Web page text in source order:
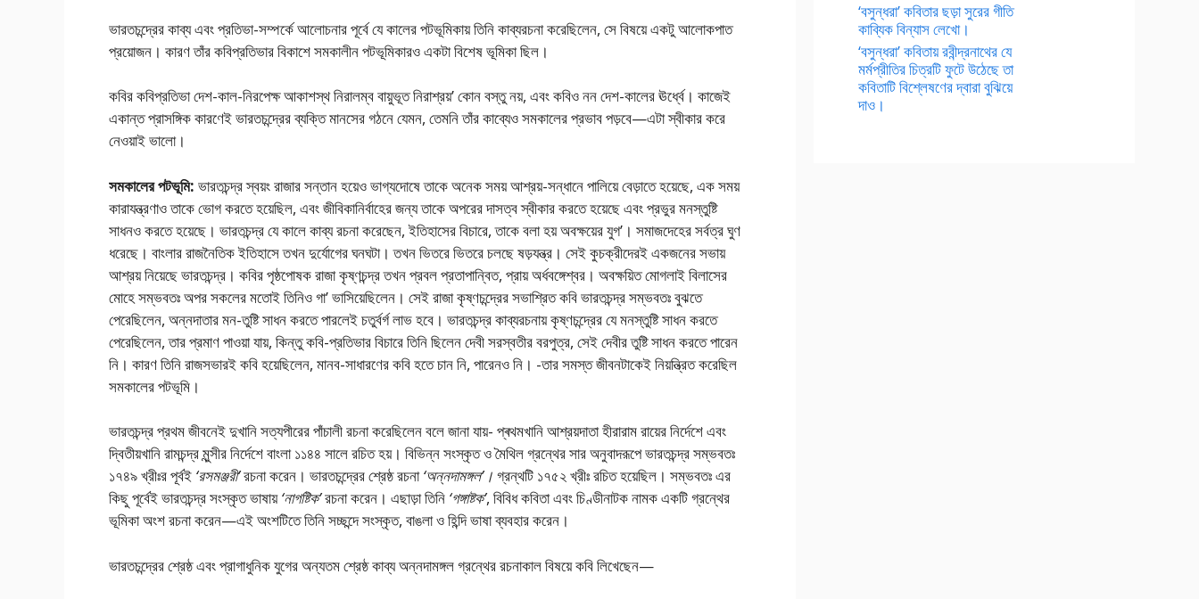
ভারতচন্দ্রের কাব্য এবং প্রতিভা-সম্পর্কে আলােচনার পূর্বে যে কালের পটভূমিকায় তিনি কাব্যরচনা করেছিলেন, সে বিষয়ে একটু আলােকপাত
প্রয়ােজন। কারণ তাঁর কবিপ্রতিভার বিকাশে সমকালীন পটভূমিকারও একটা বিশেষ ভূমিকা ছিল।
কবির কবিপ্রতিভা দেশ-কাল-নিরপেক্ষ আকাশস্থ নিরালম্ব বায়ুভূত নিরাশ্রয়’ কোন বস্তু নয়, এবং কবিও নন দেশ-কালের ঊর্ধ্বে। কাজেই
একান্ত প্রাসঙ্গিক কারণেই ভারতচন্দ্রের ব্যক্তি মানসের গঠনে যেমন, তেমনি তাঁর কাব্যেও সমকালের প্রভাব পড়বে—এটা স্বীকার করে
নেওয়াই ভালাে।
সমকালের পটভূমি: ভারতচন্দ্র স্বয়ং রাজার সন্তান হয়েও ভাগ্যদোষে তাকে অনেক সময় আশ্রয়-সন্ধানে পালিয়ে বেড়াতে হয়েছে, এক সময়
কারাযন্ত্রণাও তাকে ভােগ করতে হয়েছিল, এবং জীবিকানির্বাহের জন্য তাকে অপরের দাসত্ব স্বীকার করতে হয়েছে এবং প্রভুর মনস্তুষ্টি
সাধনও করতে হয়েছে। ভারতচন্দ্র যে কালে কাব্য রচনা করেছেন, ইতিহাসের বিচারে, তাকে বলা হয় অবক্ষয়ের যুগ’। সমাজদেহের সর্বত্র ঘুণ
ধরেছে। বাংলার রাজনৈতিক ইতিহাসে তখন দুর্যোগের ঘনঘটা। তখন ভিতরে ভিতরে চলছে ষড়যন্ত্র। সেই কুচক্রীদেরই একজনের সভায়
আশ্রয় নিয়েছে ভারতচন্দ্র। কবির পৃষ্ঠপােষক রাজা কৃষ্ণচন্দ্র তখন প্রবল প্রতাপান্বিত, প্রায় অর্ধবঙ্গেশ্বর। অবক্ষয়িত মােগলাই বিলাসের
মােহে সম্ভবতঃ অপর সকলের মতােই তিনিও গা’ ভাসিয়েছিলেন। সেই রাজা কৃষ্ণচন্দ্রের সভাশ্রিত কবি ভারতচন্দ্র সম্ভবতঃ বুঝতে
পেরেছিলেন, অন্নদাতার মন-তুষ্টি সাধন করতে পারলেই চতুর্বর্গ লাভ হবে। ভারতচন্দ্র কাব্যরচনায় কৃষ্ণচন্দ্রের যে মনস্তুষ্টি সাধন করতে
পেরেছিলেন, তার প্রমাণ পাওয়া যায়, কিন্তু কবি-প্রতিভার বিচারে তিনি ছিলেন দেবী সরস্বতীর বরপুত্র, সেই দেবীর তুষ্টি সাধন করতে পারেন
নি। কারণ তিনি রাজসভারই কবি হয়েছিলেন, মানব-সাধারণের কবি হতে চান নি, পারেনও নি। -তার সমস্ত জীবনটাকেই নিয়ন্ত্রিত করেছিল
সমকালের পটভূমি।
ভারতচন্দ্র প্রথম জীবনেই দুখানি সত্যপীরের পাঁচালী রচনা করেছিলেন বলে জানা যায়- প্ৰথমখানি আশ্রয়দাতা হীরারাম রায়ের নির্দেশে এবং
দ্বিতীয়খানি রামচন্দ্র মুন্সীর নির্দেশে বাংলা ১১৪৪ সালে রচিত হয়। বিভিন্ন সংস্কৃত ও মৈথিল গ্রন্থের সার অনুবাদরূপে ভারতচন্দ্র সম্ভবতঃ
১৭৪৯ খ্রীঃর পূর্বই ‘রসমঞ্জরী’রচনা করেন। ভারতচন্দ্রের শ্রেষ্ঠ রচনা‘অন্নদামঙ্গল’। গ্রন্থটি ১৭৫২ খ্রীঃ রচিত হয়েছিল। সম্ভবতঃ এর
কিছু পূর্বেই ভারতচন্দ্র সংস্কৃত ভাষায়‘নাগষ্টিক’রচনা করেন। এছাড়া তিনি ‘গঙ্গাষ্টক’, বিবিধ কবিতা এবং চিণ্ডীনাটক নামক একটি গ্রন্থের
ভূমিকা অংশ রচনা করেন—এই অংশটিতে তিনি সচ্ছন্দে সংস্কৃত, বাঙলা ও হিন্দি ভাষা ব্যবহার করেন।
ভারতচন্দ্রের শ্রেষ্ঠ এবং প্রাগাধুনিক যুগের অন্যতম শ্রেষ্ঠ কাব্য অন্নদামঙ্গল গ্রন্থের রচনাকাল বিষয়ে কবি লিখেছেন—
‘বসুন্ধরা’ কবিতার ছড়া সুরের গীতি
কাব্যিক বিন্যাস লেখো।
‘বসুন্ধরা’ কবিতায় রবীন্দ্রনাথের যে
মর্মপ্রীতির চিত্রটি ফুটে উঠেছে তা
কবিতাটি বিশ্লেষণের দ্বারা বুঝিয়ে
দাও।